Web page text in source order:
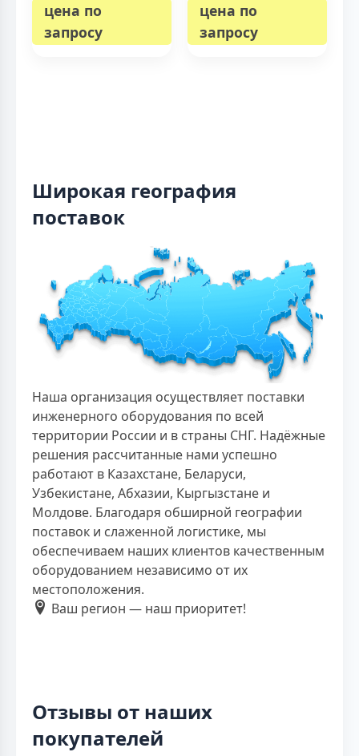
цена по
запросу
цена по
запросу
Широкая география
поставок
Наша организация осуществляет поставки
инженерного оборудования по всей
территории России и в страны СНГ. Надёжные
решения рассчитанные нами успешно
работают в Казахстане, Беларуси,
Узбекистане, Абхазии, Кыргызстане и
Молдове. Благодаря обширной географии
поставок и слаженной логистике, мы
обеспечиваем наших клиентов качественным
оборудованием независимо от их
местоположения.
Ваш регион — наш приоритет!
Отзывы от наших
покупателей